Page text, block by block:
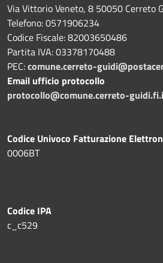
Via Vittorio Veneto, 8 50050 Cerreto
Telefono: 0571906234
Codice Fiscale: 82003650486
Partita IVA: 03378170488
PEC:comune.cerreto-
Email ufficio protocollo
protocollo@comune.cerreto-
Codice Univoco Fatturazione
0006BT
Codice IPA
c_c529